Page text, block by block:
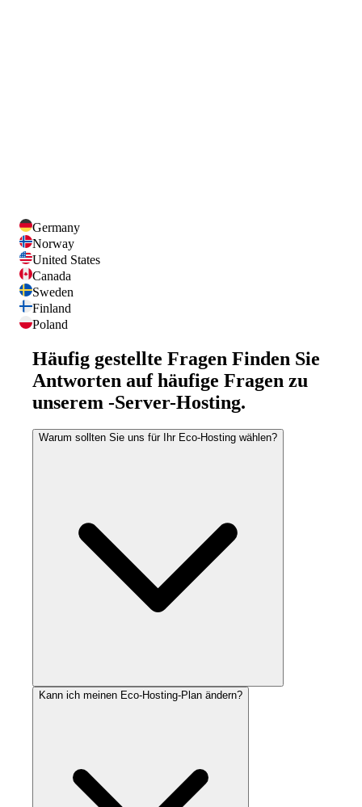
Germany
Norway
United States
Canada
Sweden
Finland
Poland
Häufig gestellte Fragen Finden Sie
Antworten auf häufige Fragen zu
unserem -Server-Hosting.
Warum sollten Sie uns für Ihr Eco-Hosting wählen?
Kann ich meinen Eco-Hosting-Plan ändern?